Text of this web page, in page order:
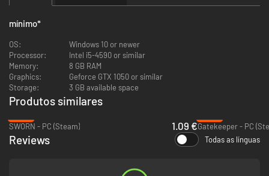
PARAÍSO DE BALAS COM FOGO AMIGO
mínimo*
OS:
Windows 10 or newer
Processor:
Intel i5-4590 or similar
Memory:
8 GB RAM
Graphics:
Geforce GTX 1050 or similar
Storage:
3 GB available space
Produtos similares
SWORN - PC (Steam)
1.09 €Gatekeeper - PC
Reviews Todas as línguas